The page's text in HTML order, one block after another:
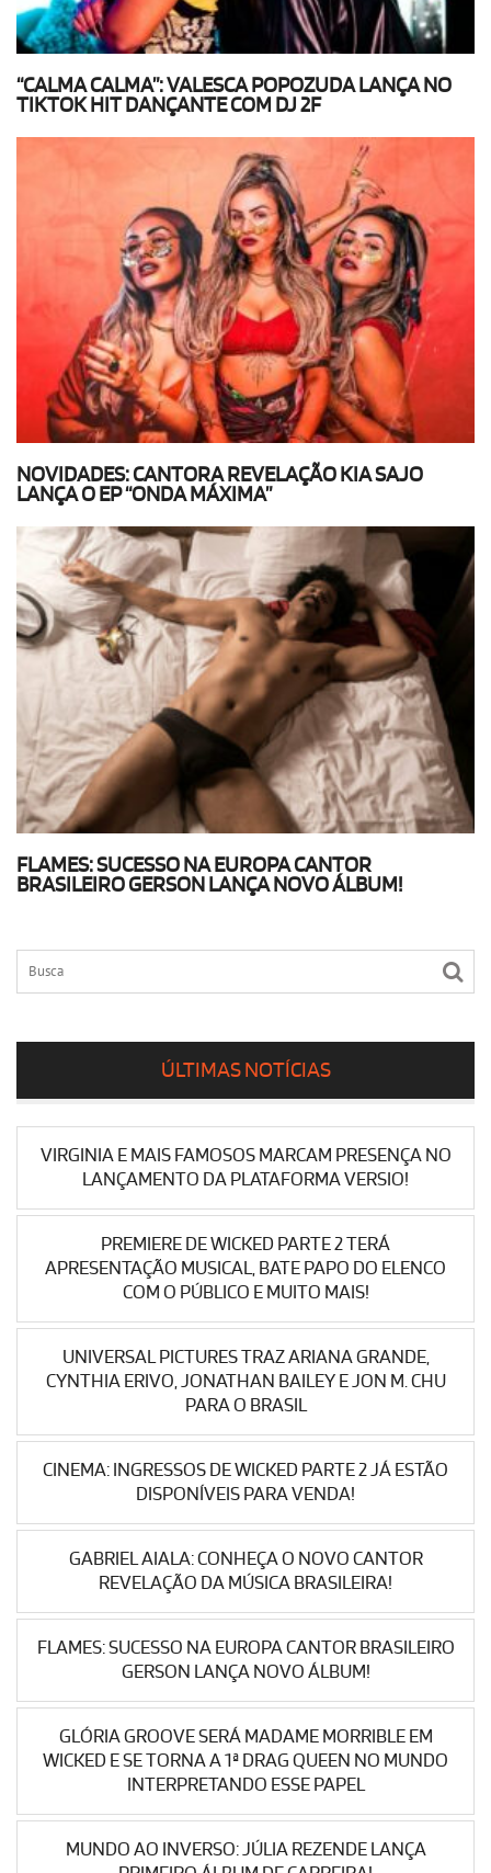
“CALMA CALMA”: VALESCA POPOZUDA LANÇA NO
TIKTOK HIT DANÇANTE COM DJ 2F
NOVIDADES: CANTORA REVELAÇÃO KIA SAJO
LANÇA O EP “ONDA MÁXIMA”
FLAMES: SUCESSO NA EUROPA CANTOR
BRASILEIRO GERSON LANÇA NOVO ÁLBUM!
ÚLTIMAS NOTÍCIAS
VIRGINIA E MAIS FAMOSOS MARCAM PRESENÇA NO
LANÇAMENTO DA PLATAFORMA VERSIO!
PREMIERE DE WICKED PARTE 2 TERÁ
APRESENTAÇÃO MUSICAL, BATE PAPO DO ELENCO
COM O PÚBLICO E MUITO MAIS!
UNIVERSAL PICTURES TRAZ ARIANA GRANDE,
CYNTHIA ERIVO, JONATHAN BAILEY E JON M. CHU
PARA O BRASIL
CINEMA: INGRESSOS DE WICKED PARTE 2 JÁ ESTÃO
DISPONÍVEIS PARA VENDA!
GABRIEL AIALA: CONHEÇA O NOVO CANTOR
REVELAÇÃO DA MÚSICA BRASILEIRA!
FLAMES: SUCESSO NA EUROPA CANTOR BRASILEIRO
GERSON LANÇA NOVO ÁLBUM!
GLÓRIA GROOVE SERÁ MADAME MORRIBLE EM
WICKED E SE TORNA A 1ª DRAG QUEEN NO MUNDO
INTERPRETANDO ESSE PAPEL
MUNDO AO INVERSO: JÚLIA REZENDE LANÇA